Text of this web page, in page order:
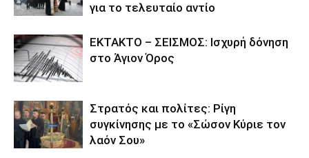
για το τελευταίο αντίο
ΕΚΤΑΚΤΟ – ΣΕΙΣΜΟΣ: Ισχυρή δόνηση
στο Άγιον Όρος
Στρατός και πολίτες: Ρίγη
συγκίνησης με το «Σώσον Κύριε τον
λαόν Σου»